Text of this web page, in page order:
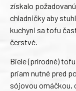
získalo
chladničky aby
kuchyni sa tofu
čerstvé.
Biele (prírodné)
priam nutné pred
sójovou omáčkou,